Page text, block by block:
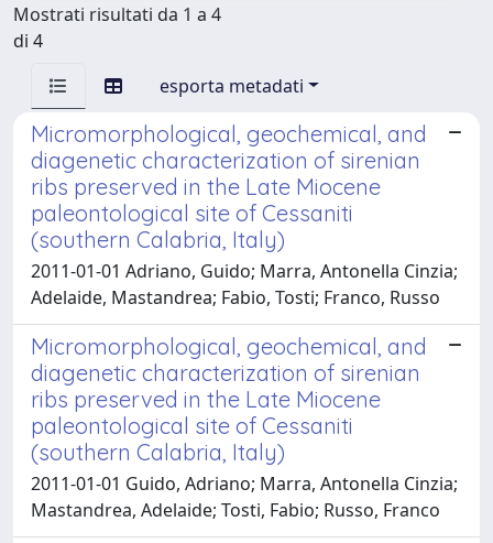
Mostrati risultati da 1 a 4
di 4
esporta metadati
Micromorphological, geochemical, and
diagenetic characterization of sirenian
ribs preserved in the Late Miocene
paleontological site of Cessaniti
(southern Calabria, Italy)
2011-01-01 Adriano, Guido; Marra, Antonella Cinzia;
Adelaide, Mastandrea; Fabio, Tosti; Franco, Russo
Micromorphological, geochemical, and
diagenetic characterization of sirenian
ribs preserved in the Late Miocene
paleontological site of Cessaniti
(southern Calabria, Italy)
2011-01-01 Guido, Adriano; Marra, Antonella Cinzia;
Mastandrea, Adelaide; Tosti, Fabio; Russo, Franco